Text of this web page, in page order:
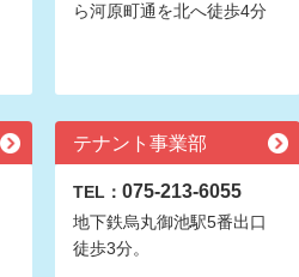
ら河原町通を北へ徒歩4分
テナント事業部
TEL： 075-213-6055
地下鉄烏丸御池駅5番出口
徒歩3分。